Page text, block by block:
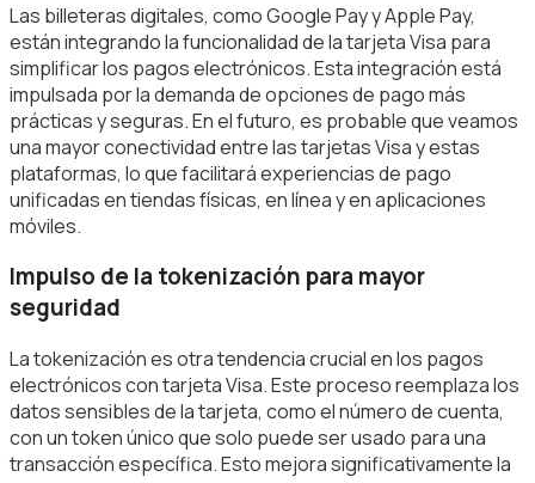
Las billeteras digitales, como Google Pay y Apple Pay,
están integrando la funcionalidad de la tarjeta Visa para
simplificar los pagos electrónicos. Esta integración está
impulsada por la demanda de opciones de pago más
prácticas y seguras. En el futuro, es probable que veamos
una mayor conectividad entre las tarjetas Visa y estas
plataformas, lo que facilitará experiencias de pago
unificadas en tiendas físicas, en línea y en aplicaciones
móviles.
Impulso de la tokenización para mayor
seguridad
La tokenización es otra tendencia crucial en los pagos
electrónicos con tarjeta Visa. Este proceso reemplaza los
datos sensibles de la tarjeta, como el número de cuenta,
con un token único que solo puede ser usado para una
transacción específica. Esto mejora significativamente la